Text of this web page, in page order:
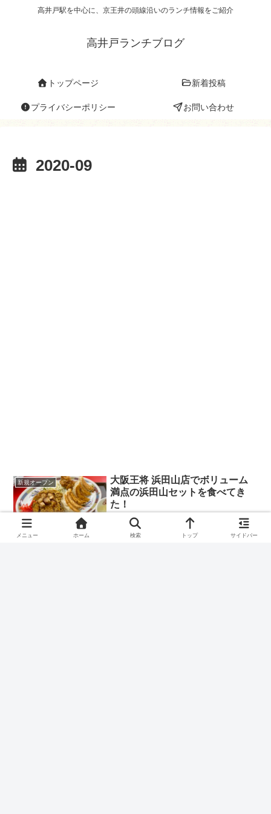
高井戸駅を中心に、京王井の頭線沿いのランチ情報をご紹介
高井戸ランチブログ
トップページ 新着投稿
プライバシーポリシー お問い合わせ
2020-09
新規オープン
大阪王将 浜田山店でボリューム
満点の浜田山セットを食べてき
た！
2020.09.29
メニュー ホーム 検索 トップ サイドバー